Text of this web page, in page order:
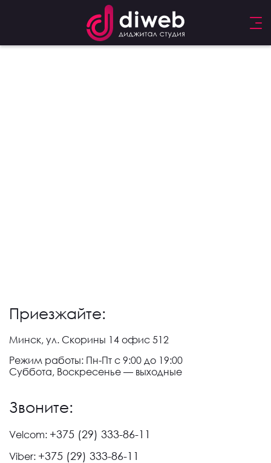
Приезжайте:
Минск, ул. Скорины 14 офис 512
Режим работы: Пн-Пт с 9:00 до 19:00
Суббота, Воскресенье — выходные
Звоните:
Velcom: +375 (29) 333-86-11
Viber: +375 (29) 333-86-11